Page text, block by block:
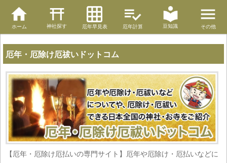
ホーム 神社探す 厄年早見表 厄年計算 豆知識 その他
厄年・厄除け厄祓いドットコム
【厄年・厄除け厄払いの専門サイト】厄年や厄除け・厄払いなどに